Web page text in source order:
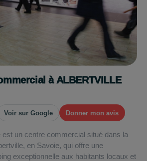
à ALBERTVILLE
Voir sur Google Donner mon avis
est un centre commercial situé dans la
en Savoie, qui offre une
exceptionnelle aux habitants locaux et